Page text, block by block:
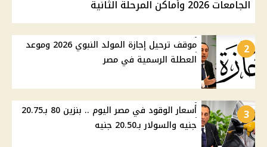
الجامعات 2026 وأماكن المرحلة الثانية
2
موقف ترحيل إجازة المولد النبوي 2026 وموعد
العطلة الرسمية في مصر
3
أسعار الوقود في مصر اليوم .. بنزين 80 بـ20.75
جنيه والسولار بـ20.50 جنيه